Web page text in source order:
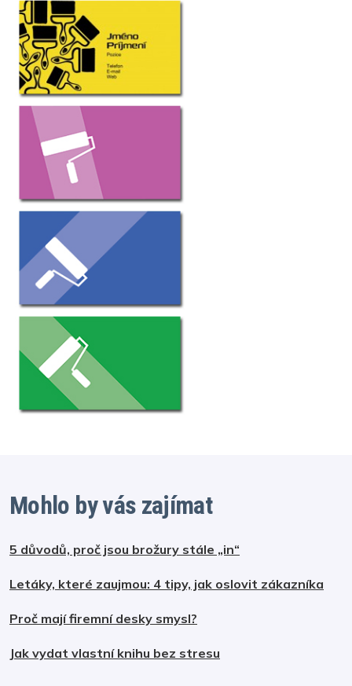
Mohlo by vás zajímat
5 důvodů, proč jsou brožury stále „in“
Letáky, které zaujmou: 4 tipy, jak oslovit zákazníka
Proč mají firemní desky smysl?
Jak vydat vlastní knihu bez stresu